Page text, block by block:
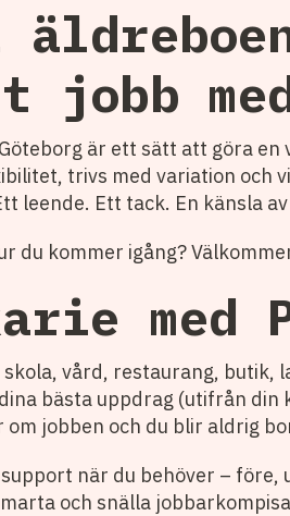
jobb
är ett sätt att göra en
trivs med variation och
leende. Ett tack. En känsla
du kommer igång?
med
vård, restaurang, butik,
bästa uppdrag (utifrån din
jobben och du blir aldrig
när du behöver – före,
och snälla